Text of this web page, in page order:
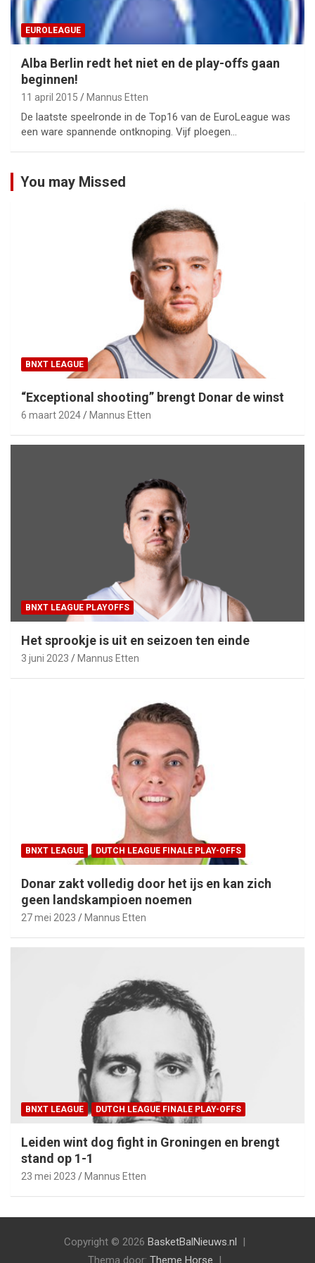
EUROLEAGUE
Alba Berlin redt het niet en de play-offs gaan
beginnen!
11 april 2015 Mannus Etten
De laatste speelronde in de Top16 van de EuroLeague was
een ware spannende ontknoping. Vijf ploegen…
You may Missed
BNXT LEAGUE
“Exceptional shooting” brengt Donar de winst
6 maart 2024 Mannus Etten
BNXT LEAGUE PLAYOFFS
Het sprookje is uit en seizoen ten einde
3 juni 2023 Mannus Etten
BNXT LEAGUE DUTCH LEAGUE FINALE PLAY-OFFS
Donar zakt volledig door het ijs en kan zich
geen landskampioen noemen
27 mei 2023 Mannus Etten
BNXT LEAGUE DUTCH LEAGUE FINALE PLAY-OFFS
Leiden wint dog fight in Groningen en brengt
stand op 1-1
23 mei 2023 Mannus Etten
Copyright © 2026 BasketBalNieuws.nl